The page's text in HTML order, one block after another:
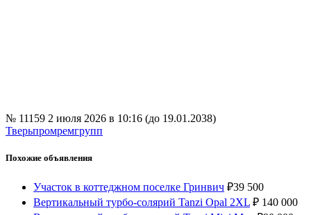
№ 11159 2 июля 2026 в 10:16 (до 19.01.2038)
Тверьпромремгрупп
Похожие объявления
Участок в коттеджном поселке Гринвич ₽39 500
Вертикальный турбо-солярий Tanzi Opal 2XL ₽ 140 000